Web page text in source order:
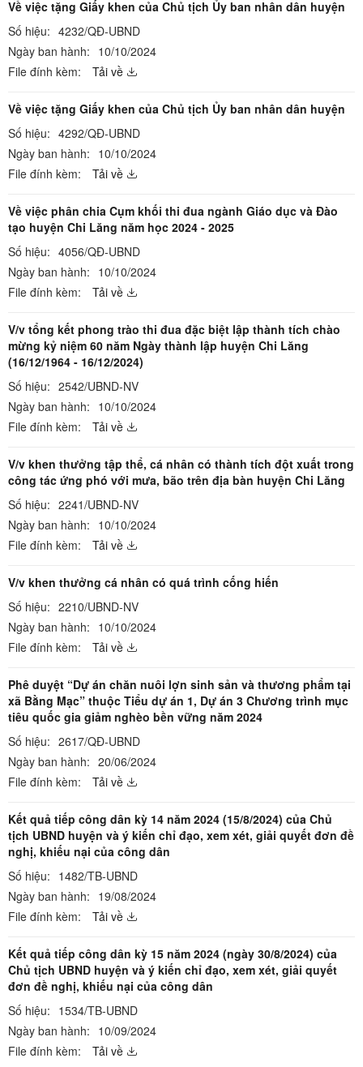
Về việc tặng Giấy khen của Chủ tịch Ủy ban nhân dân huyện
Số hiệu: 4232/QĐ-UBND
Ngày ban hành: 10/10/2024
File đính kèm:
Tải về
Về việc tặng Giấy khen của Chủ tịch Ủy ban nhân dân huyện
Số hiệu: 4292/QĐ-UBND
Ngày ban hành: 10/10/2024
File đính kèm:
Tải về
Về việc phân chia Cụm khối thi đua ngành Giáo dục và Đào
tạo huyện Chi Lăng năm học 2024 - 2025
Số hiệu: 4056/QĐ-UBND
Ngày ban hành: 10/10/2024
File đính kèm:
Tải về
V/v tổng kết phong trào thi đua đặc biệt lập thành tích chào
mừng kỷ niệm 60 năm Ngày thành lập huyện Chi Lăng
(16/12/1964 - 16/12/2024)
Số hiệu: 2542/UBND-NV
Ngày ban hành: 10/10/2024
File đính kèm:
Tải về
V/v khen thưởng tập thể, cá nhân có thành tích đột xuất trong
công tác ứng phó với mưa, bão trên địa bàn huyện Chi Lăng
Số hiệu: 2241/UBND-NV
Ngày ban hành: 10/10/2024
File đính kèm:
Tải về
V/v khen thưởng cá nhân có quá trình cống hiến
Số hiệu: 2210/UBND-NV
Ngày ban hành: 10/10/2024
File đính kèm:
Tải về
Phê duyệt “Dự án chăn nuôi lợn sinh sản và thương phẩm tại
xã Bằng Mạc” thuộc Tiểu dự án 1, Dự án 3 Chương trình mục
tiêu quốc gia giảm nghèo bền vững năm 2024
Số hiệu: 2617/QĐ-UBND
Ngày ban hành: 20/06/2024
File đính kèm:
Tải về
Kết quả tiếp công dân kỳ 14 năm 2024 (15/8/2024) của Chủ
tịch UBND huyện và ý kiến chỉ đạo, xem xét, giải quyết đơn đề
nghị, khiếu nại của công dân
Số hiệu: 1482/TB-UBND
Ngày ban hành: 19/08/2024
File đính kèm:
Tải về
Kết quả tiếp công dân kỳ 15 năm 2024 (ngày 30/8/2024) của
Chủ tịch UBND huyện và ý kiến chỉ đạo, xem xét, giải quyết
đơn đề nghị, khiếu nại của công dân
Số hiệu: 1534/TB-UBND
Ngày ban hành: 10/09/2024
File đính kèm:
Tải về